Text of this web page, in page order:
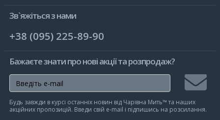
Зв`яжіться з нами
+38 (095) 225-89-90
Бажаєте знати про нові акції та розпродаж?
на
Будь завжди в курсі останніх новин від Чарівна Мить™ та наших
акційних пропозицій. Введи свій e-mail і підпишись на розсилання.